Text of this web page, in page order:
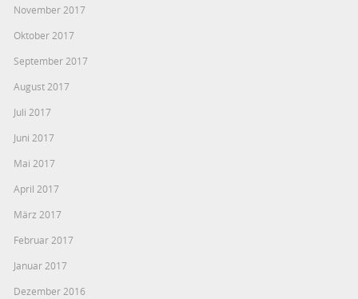
November 2017
Oktober 2017
September 2017
August 2017
Juli 2017
Juni 2017
Mai 2017
April 2017
März 2017
Februar 2017
Januar 2017
Dezember 2016